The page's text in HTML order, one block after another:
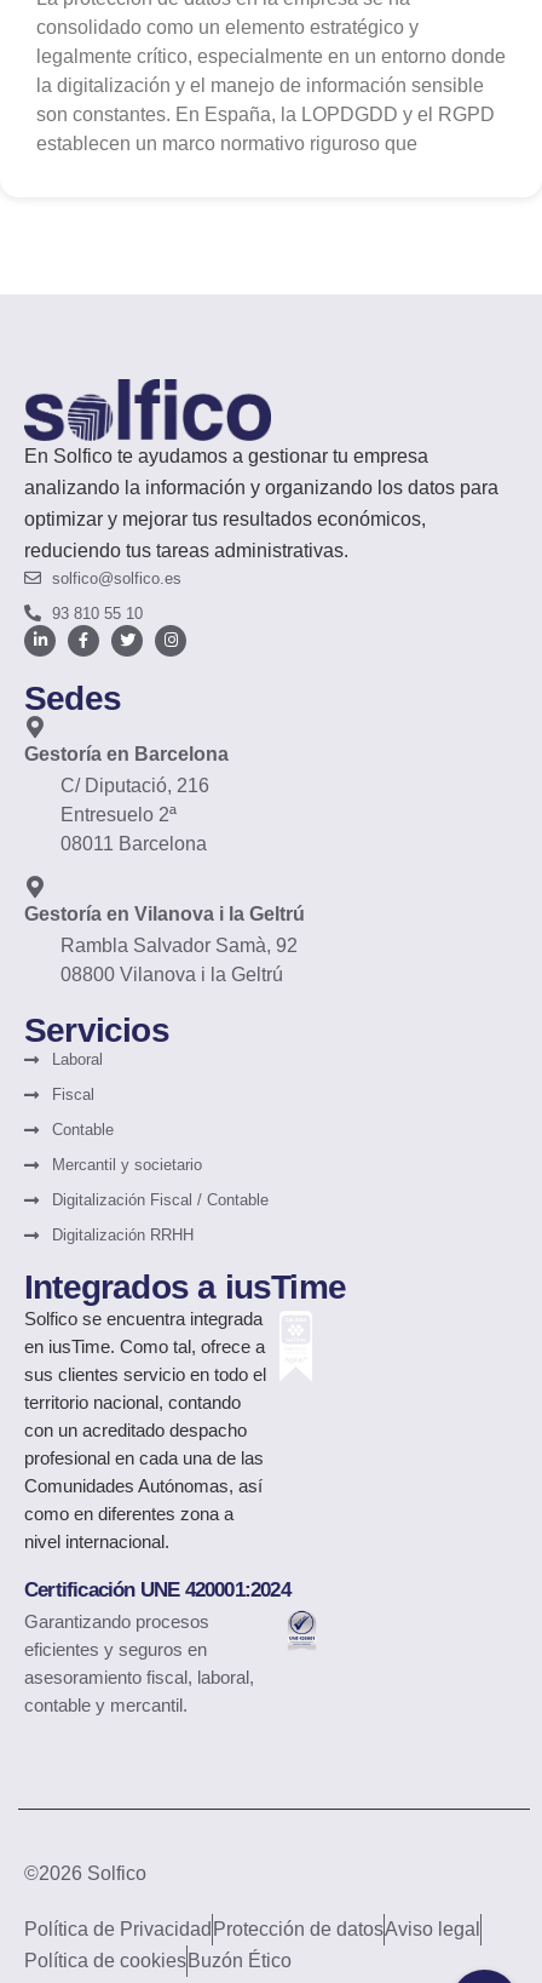
consolidado como un elemento estratégico y
legalmente crítico, especialmente en un entorno donde
la digitalización y el manejo de información sensible
son constantes. En España, la LOPDGDD y el RGPD
establecen un marco normativo riguroso que
En Solfico te ayudamos a gestionar tu empresa
analizando la información y organizando los datos para
optimizar y mejorar tus resultados económicos,
reduciendo tus tareas administrativas.
solfico@solfico.es
93 810 55 10
Sedes
Gestoría en Barcelona
C/ Diputació, 216
Entresuelo 2ª
08011 Barcelona
Gestoría en Vilanova i la Geltrú
Rambla Salvador Samà, 92
08800 Vilanova i la Geltrú
Servicios
Laboral
Fiscal
Contable
Mercantil y societario
Digitalización Fiscal / Contable
Digitalización RRHH
Integrados a iusTime
Solfico se encuentra integrada
en iusTime. Como tal, ofrece a
sus clientes servicio en todo el
territorio nacional, contando
con un acreditado despacho
profesional en cada una de las
Comunidades Autónomas, así
como en diferentes zona a
nivel internacional.
Certificación UNE 420001:2024
Garantizando procesos
eficientes y seguros en
asesoramiento fiscal, laboral,
contable y mercantil.
©2026 Solfico
Política de Privacidad Protección de datosAviso legal
Política de cookiesBuzón Ético